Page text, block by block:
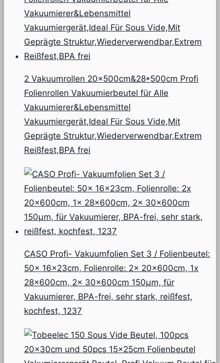
2 Vakuumrollen 20x500cm&28*500cm Profi
Folienrollen Vakuumierbeutel für Alle
Vakuumierer&Lebensmittel
Vakuumiergerät,Ideal Für Sous Vide,Mit
Geprägte Struktur,Wiederverwendbar,Extrem
Reißfest,BPA frei
CASO Profi- Vakuumfolien Set 3 / Folienbeutel:
50x 16x23cm, Folienrolle: 2x 20x600cm, 1x
28x600cm, 2x 30x600cm 150µm, für
Vakuumierer, BPA-frei, sehr stark, reißfest,
kochfest, 1237